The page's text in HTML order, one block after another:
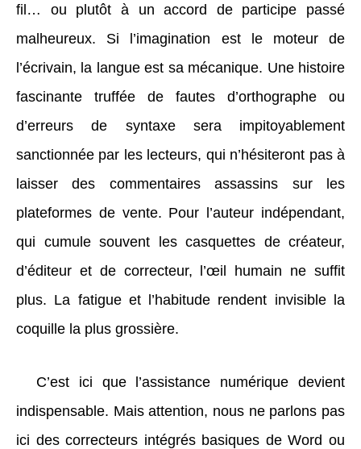
fil… ou plutôt à un accord de participe passé
malheureux. Si l’imagination est le moteur de
l’écrivain, la langue est sa mécanique. Une histoire
fascinante truffée de fautes d’orthographe ou
d’erreurs de syntaxe sera impitoyablement
sanctionnée par les lecteurs, qui n’hésiteront pas à
laisser des commentaires assassins sur les
plateformes de vente. Pour l’auteur indépendant,
qui cumule souvent les casquettes de créateur,
d’éditeur et de correcteur, l’œil humain ne suffit
plus. La fatigue et l’habitude rendent invisible la
coquille la plus grossière.
C’est ici que l’assistance numérique devient
indispensable. Mais attention, nous ne parlons pas
ici des correcteurs intégrés basiques de Word ou